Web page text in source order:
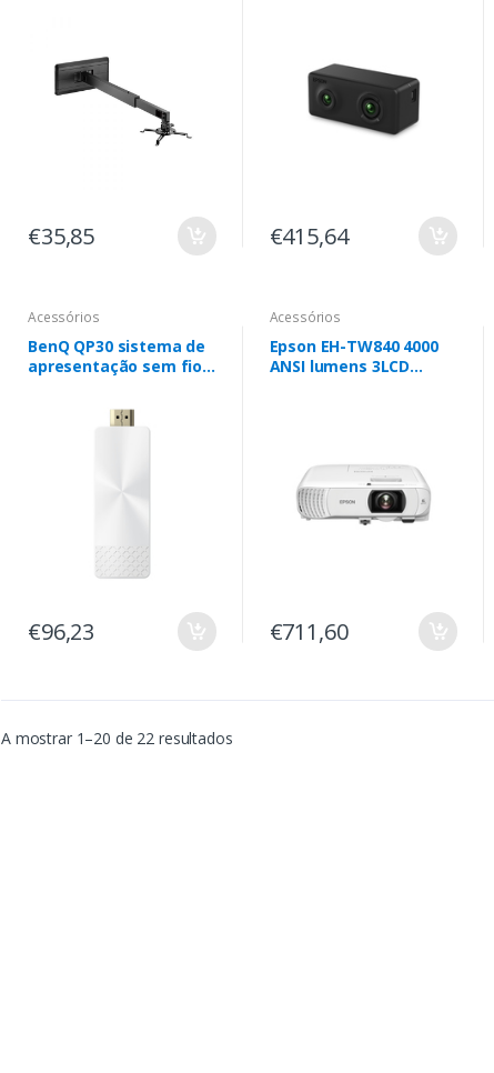
€35,85 €415,64
Acessórios
BenQ QP30 sistema de
apresentação sem fios
€96,23
Acessórios
Epson EH-TW840 4000
ANSI lumens 3LCD
€711,60
A mostrar 1–20 de 22 resultados